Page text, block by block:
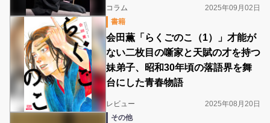
コラム
2025年09月02日
書籍
会田薫「らくごのこ（1）」才能が
ない二枚目の噺家と天賦の才を持つ
妹弟子、昭和30年頃の落語界を舞
台にした青春物語
レビュー
2025年08月20日
その他